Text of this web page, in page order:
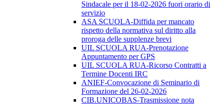
Sindacale per il 18-02-2026 fuori orario di
servizio
ASA SCUOLA-Diffida per mancato
rispetto della normativa sul diritto alla
proroga delle supplenze brevi
UIL SCUOLA RUA-Prenotazione
Appuntamento per GPS
UIL SCUOLA RUA-Ricorso Contratti a
Termine Docenti IRC
ANIEF-Convocazione di Seminario di
Formazione del 26-02-2026
CIB.UNICOBAS-Trasmissione nota